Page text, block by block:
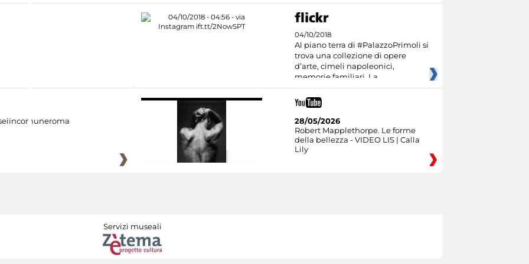
04/10/2018
Al piano terra di #PalazzoPrimoli si
trova una collezione di opere
d’arte, cimeli napoleonici,
memorie familiari. La
28/05/2026
Robert Mapplethorpe. Le forme
della bellezza - VIDEO LIS | Calla
Lily
Servizi museali